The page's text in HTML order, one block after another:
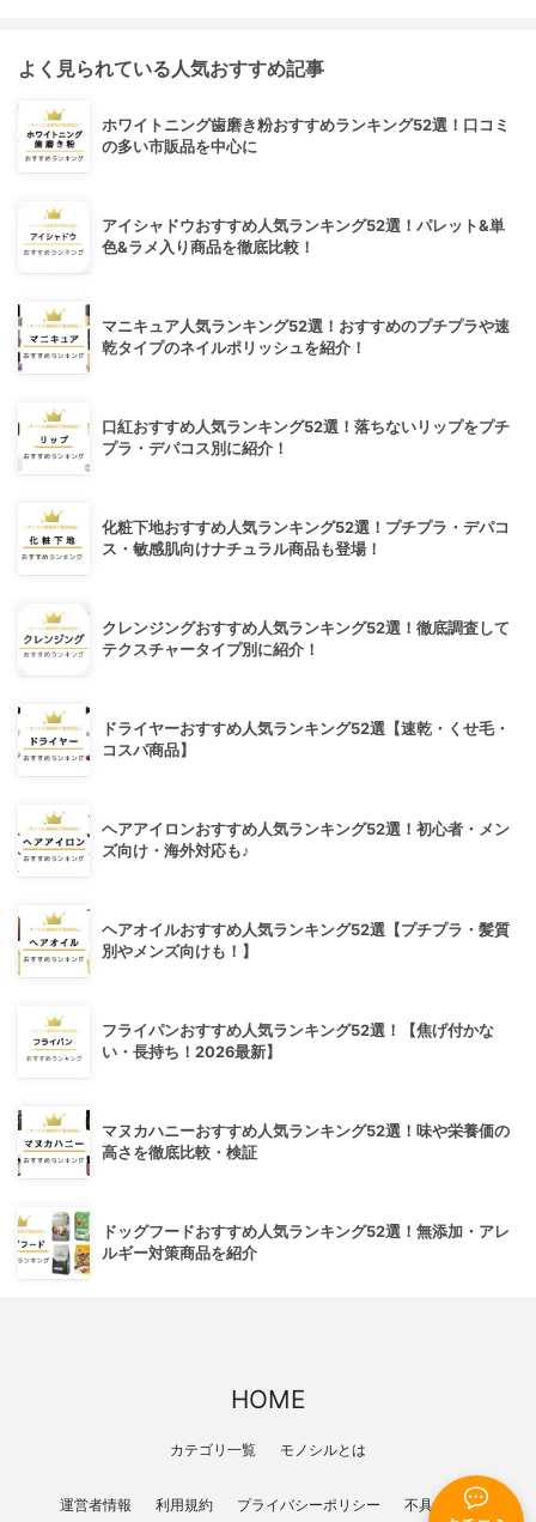
よく見られている人気おすすめ記事
ホワイトニング歯磨き粉おすすめランキング52選！口コミ
の多い市販品を中心に
アイシャドウおすすめ人気ランキング52選！パレット&単
色&ラメ入り商品を徹底比較！
マニキュア人気ランキング52選！おすすめのプチプラや速
乾タイプのネイルポリッシュを紹介！
口紅おすすめ人気ランキング52選！落ちないリップをプチ
プラ・デパコス別に紹介！
化粧下地おすすめ人気ランキング52選！プチプラ・デパコ
ス・敏感肌向けナチュラル商品も登場！
クレンジングおすすめ人気ランキング52選！徹底調査して
テクスチャータイプ別に紹介！
ドライヤーおすすめ人気ランキング52選【速乾・くせ毛・
コスパ商品】
ヘアアイロンおすすめ人気ランキング52選！初心者・メン
ズ向け・海外対応も♪
ヘアオイルおすすめ人気ランキング52選【プチプラ・髪質
別やメンズ向けも！】
フライパンおすすめ人気ランキング52選！【焦げ付かな
い・長持ち！2026最新】
マヌカハニーおすすめ人気ランキング52選！味や栄養価の
高さを徹底比較・検証
ドッグフードおすすめ人気ランキング52選！無添加・アレ
ルギー対策商品を紹介
HOME
カテゴリ一覧 モノシルとは
運営者情報 利用規約 プライバシーポリシー 不具合報告